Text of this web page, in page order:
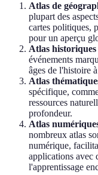
Atlas de
plupart des
cartes politiques,
pour un aperçu
Atlas historiques
événements
âges de l'histoire
Atlas
spécifique,
ressources
profondeur.
Atlas
nombreux atlas
numérique,
applications avec
l'apprentissage